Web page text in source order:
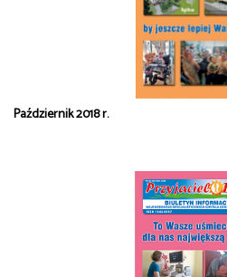
Październik 2018 r.